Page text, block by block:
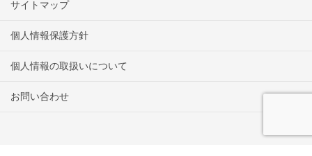
サイトマップ
個人情報保護方針
個人情報の取扱いについて
お問い合わせ